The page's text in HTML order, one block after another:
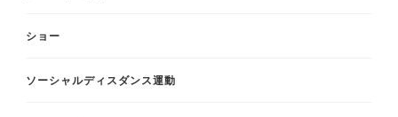
ショー
ソーシャルディスダンス運動